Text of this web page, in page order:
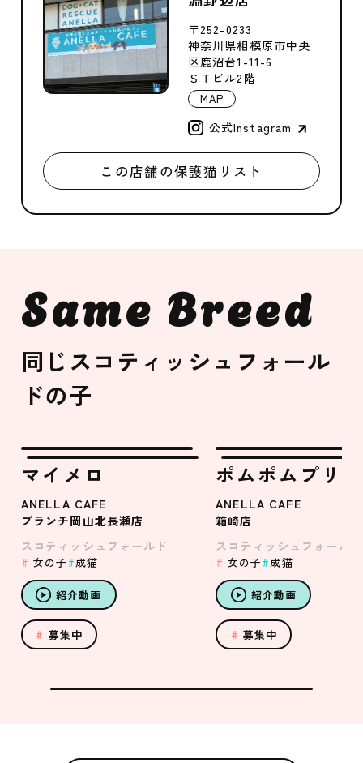
〒252-0233
神奈川県相模原市中央
区鹿沼台1-11-6
ＳＴビル2階
MAP
公式Instagram
この店舗の保護猫リスト
Same Breed
同じスコティッシュフォール
ドの子
マイメロ
ANELLA CAFE
ブランチ岡山北長瀬店
スコティッシュフォールド
女の子 成猫
紹介動画
募集中
ポムポムプリン
ANELLA CAFE
箱崎店
スコティッシュフォールド
女の子 成猫
紹介動画
募集中